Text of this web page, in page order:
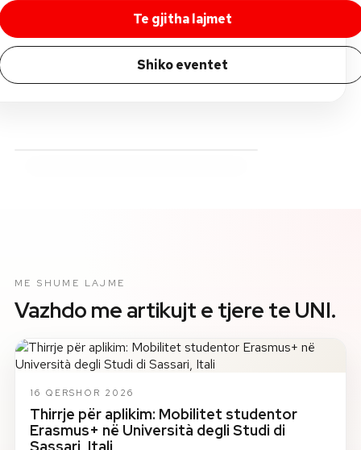
Te gjitha lajmet
Shiko eventet
ME SHUME LAJME
Vazhdo me artikujt e tjere te UNI.
16 QERSHOR 2026
Thirrje për aplikim: Mobilitet studentor
Erasmus+ në Università degli Studi di